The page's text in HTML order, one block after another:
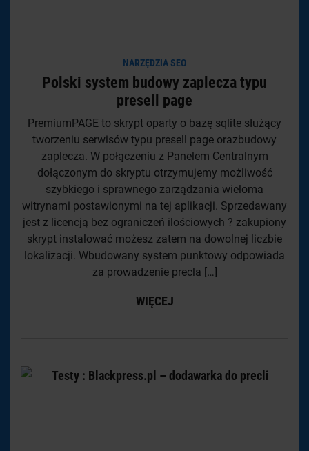
NARZĘDZIA SEO
Polski system budowy zaplecza typu
presell page
PremiumPAGE to skrypt oparty o bazę sqlite służący
tworzeniu serwisów typu presell page orazbudowy
zaplecza. W połączeniu z Panelem Centralnym
dołączonym do skryptu otrzymujemy możliwość
szybkiego i sprawnego zarządzania wieloma
witrynami postawionymi na tej aplikacji. Sprzedawany
jest z licencją bez ograniczeń ilościowych ? zakupiony
skrypt instalować możesz zatem na dowolnej liczbie
lokalizacji. Wbudowany system punktowy odpowiada
za prowadzenie precla […]
WIĘCEJ